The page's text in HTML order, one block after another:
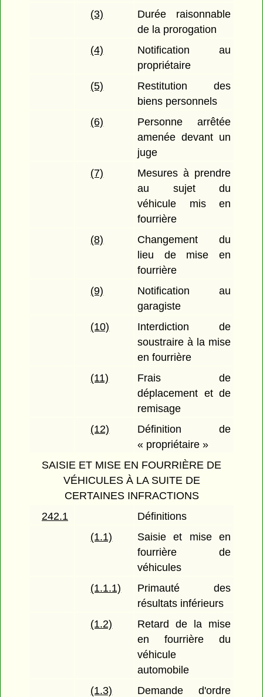
(3)
Durée raisonnable
de la prorogation
(4)
Notification au
propriétaire
(5)
Restitution des
biens personnels
(6)
Personne arrêtée
amenée devant un
juge
(7)
Mesures à prendre
au sujet du
véhicule mis en
fourrière
(8)
Changement du
lieu de mise en
fourrière
(9)
Notification au
garagiste
(10)
Interdiction de
soustraire à la mise
en fourrière
(11)
Frais de
déplacement et de
remisage
(12)
Définition de
« propriétaire »
SAISIE ET MISE EN FOURRIÈRE DE
VÉHICULES À LA SUITE DE
CERTAINES INFRACTIONS
242.1
Définitions
(1.1)
Saisie et mise en
fourrière de
véhicules
(1.1.1)
Primauté des
résultats inférieurs
(1.2)
Retard de la mise
en fourrière du
véhicule
automobile
(1.3)
Demande d'ordre